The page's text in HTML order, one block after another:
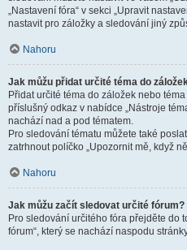
„Nastavení fóra“ v sekci „Upravit
nastavit pro záložky a sledování jiný
Nahoru
Jak můžu přidat určité téma do
Přidat určité téma do záložek nebo
příslušný odkaz v nabídce „Nástroje
nachází nad a pod tématem.
Pro sledování tématu můžete také
zatrhnout políčko „Upozornit mě, když
Nahoru
Jak můžu začít sledovat určité fórum?
Pro sledování určitého fóra přejděte do
fórum“, který se nachází naspodu